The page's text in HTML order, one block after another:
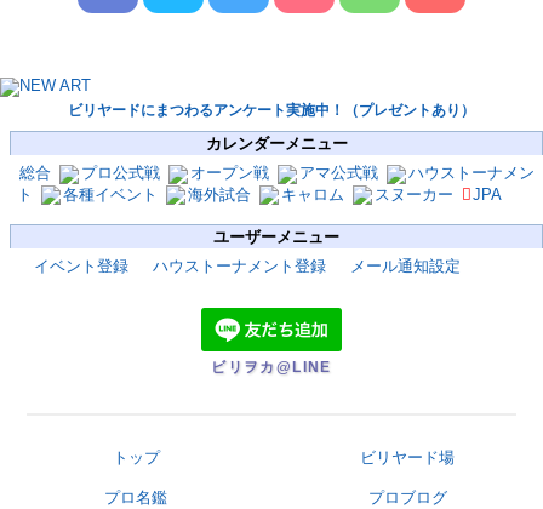
ビリヤードにまつわるアンケート実施中！（プレゼントあり）
カレンダーメニュー
総合
プロ公式戦 オープン戦 アマ公式戦
ハウストーナメン
ト
各種イベント 海外試合 キャロム スヌーカー JPA
ユーザーメニュー
イベント登録
ハウストーナメント登録 メール通知設定
ビリヲカ@LINE
トップ ビリヤード場
プロ名鑑 プロブログ